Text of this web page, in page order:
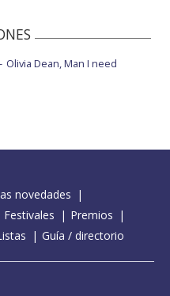
Olivia Dean, Man I need
novedades
Festivales
Premios
Guía / directorio